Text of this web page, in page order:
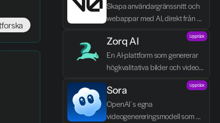
Skapa användargränssnitt och
webappar med AI, direkt från
Zorq AI
En AI-plattform som genererar
högkvalitativa bilder och videor
Upptäck
Sora
OpenAI´s egna
videogenereringsmodell som
Upptäck